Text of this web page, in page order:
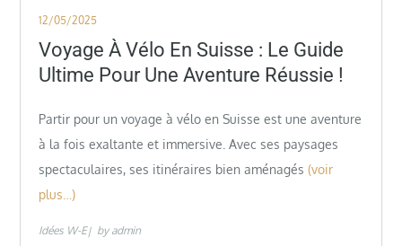
Posted
on
12/05/2025
Voyage À Vélo En Suisse : Le Guide
Ultime Pour Une Aventure Réussie !
Partir pour un voyage à vélo en Suisse est une aventure
à la fois exaltante et immersive. Avec ses paysages
spectaculaires, ses itinéraires bien aménagés (voir
plus…)
Idées W-E by admin